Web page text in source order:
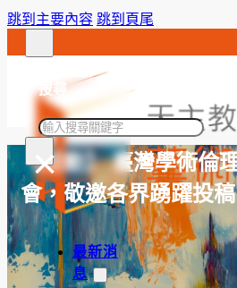
跳到主要內容 跳到頁尾
搜尋
搜
×
最新消
息
【活動】 臺灣學術倫
會，敬邀各界踴躍投